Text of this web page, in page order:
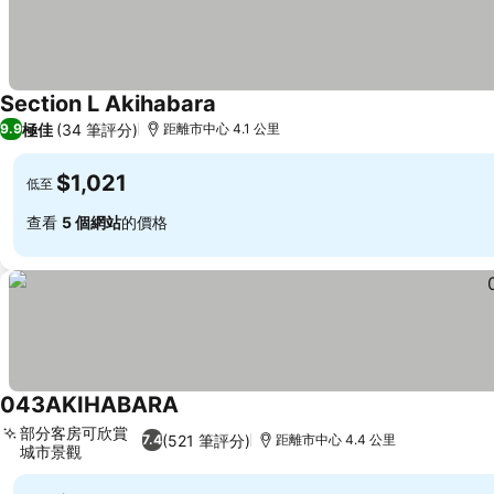
Section L Akihabara
9.9極佳 (34 筆評分) 距離市中心 4.1 公里
低至 $1,021
查看 5 個網站的價格
043AKIHABARA查看價格
7.4(521 筆評分)
部分客房可欣賞
城市景觀
距離市中心 4.4 公里